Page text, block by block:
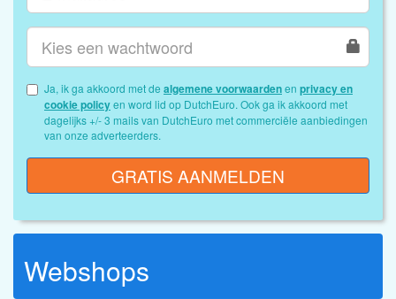
Ja, ik ga akkoord met de algemene voorwaardenen privacy en
cookie policy
dagelijks +/- 3 mails van DutchEuro met commerciële aanbiedingen
van onze adverteerders.
GRATIS AANMELDEN
Webshops